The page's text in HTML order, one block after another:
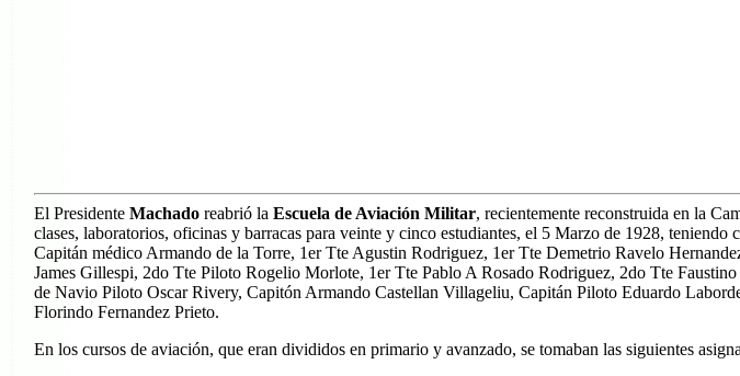
El PresidenteMachadoreabrió laEscuela de Aviación Militar, recientemente reconstruida en la
clases, laboratorios, oficinas y barracas para veinte y cinco estudiantes, el 5 Marzo de 1928,
Capitán médico Armando de la Torre, 1er Tte Agustin Rodriguez, 1er Tte Demetrio Ravelo
James Gillespi, 2do Tte Piloto Rogelio Morlote, 1er Tte Pablo A Rosado Rodriguez, 2do Tte
de Navio Piloto Oscar Rivery, Capitón Armando Castellan Villageliu, Capitán Piloto Eduardo
Florindo Fernandez Prieto.
En los cursos de aviación, que eran divididos en primario y avanzado, se tomaban las siguientes